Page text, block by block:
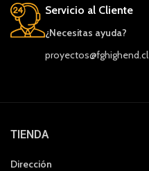
Servicio al Cliente
¿Necesitas ayuda?
proyectos@fghighend.cl
TIENDA
Dirección